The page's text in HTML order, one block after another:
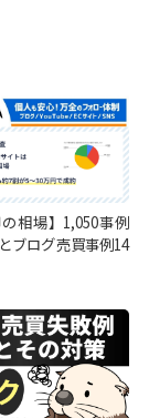
の相場】1,050事例
ブログ売買事例14